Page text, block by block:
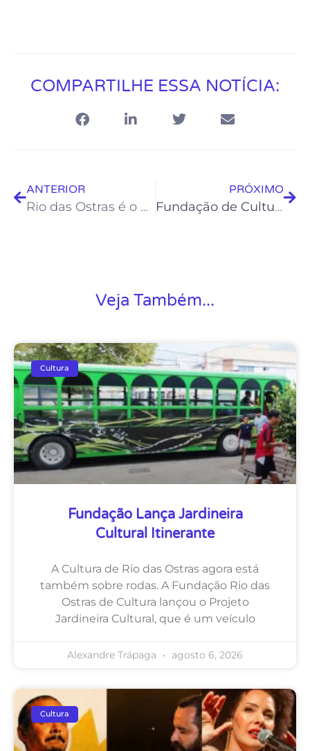
COMPARTILHE ESSA NOTÍCIA:
ANTERIOR
Rio das Ostras é o único representante da Região dos Lagos em festival estadual de teatro
PRÓXIMO
Fundação de Cultura promove Folia de Reis nesta sexta
Veja Também...
Cultura
Fundação Lança Jardineira
Cultural Itinerante
A Cultura de Rio das Ostras agora está
também sobre rodas. A Fundação Rio das
Ostras de Cultura lançou o Projeto
Jardineira Cultural, que é um veículo
Alexandre Trápaga agosto 6, 2026
Cultura